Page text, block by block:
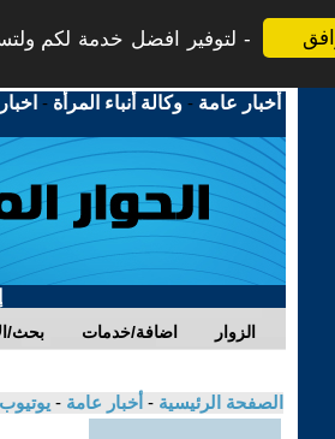
لتوفير افضل خدمة لكم
أخبار عامة -وكالة أنباء المرأة -
بحث/ اضافة/خدمات الزوار
الصفحة الرئيسية - أخبار عامة -